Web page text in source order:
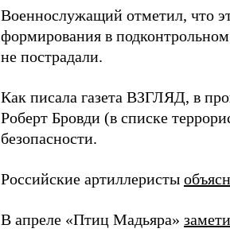
Военнослужащий отметил, что
формирования в
не пострадали.
Как писала газета ВЗГЛЯД, в
Роберт Бровди (в списке
безопасности.
Российские артиллеристы
В апреле «Птиц Мадьяра»